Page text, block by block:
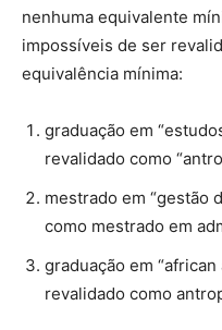
nenhuma equivalente
impossíveis de ser
equivalência mínima:
graduação em
revalidado como
mestrado em “gestão
como mestrado em
graduação em
revalidado como